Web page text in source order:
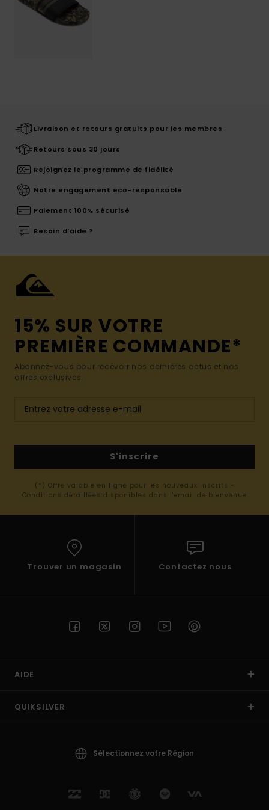
Livraison et retours gratuits pour les membres
Retours sous 30 jours
Rejoignez le programme de fidélité
Notre engagement eco-responsable
Paiement 100% sécurisé
Besoin d'aide ?
15% SUR VOTRE
PREMIÈRE COMMANDE*
Abonnez-vous pour recevoir nos dernières actus et nos
offres exclusives.
S'inscrire
(*) Offre valable en ligne pour les nouveaux inscrits -
Conditions détaillées disponibles dans l'email de bienvenue
Trouver un magasin Contactez nous
AIDE
QUIKSILVER
Sélectionnez votre Région